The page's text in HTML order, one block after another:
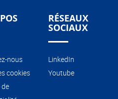
nous
cookies
RÉSEAUX
SOCIAUX
LinkedIn
Youtube